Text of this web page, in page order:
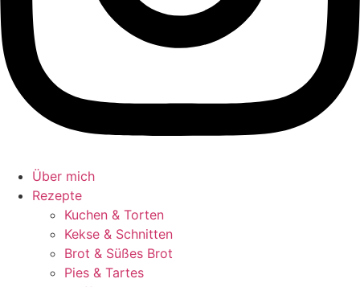
Über mich
Rezepte
Kuchen & Torten
Kekse & Schnitten
Brot & Süßes Brot
Pies & Tartes